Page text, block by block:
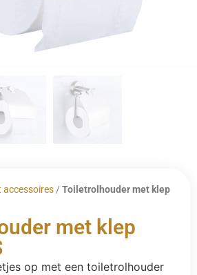
accessoires / Toiletrolhouder met klep
met klep
op met een toiletrolhouder